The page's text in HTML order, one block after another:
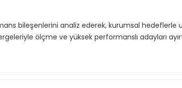
bileşenlerini analiz ederek, kurumsal hedeflerle
ölçme ve yüksek performanslı adayları